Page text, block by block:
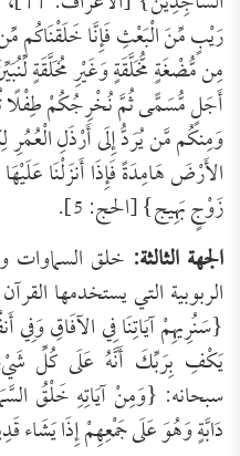
رَيْبٍ مِّنَ الْبَعْثِ فَإِنَّا خَلَقْنَاكُم
مِن مُّضْغَةٍ مُّخَلَّقَةٍ وَغَيْرِ مُخَلَّقَةٍ
أَجَلٍ مُّسَمًّى ثُمَّ نُخْرِجُكُمْ طِفْلًا
وَمِنكُم مَّن يُرَدُّ إِلَى أَرْذَلِ
الأَرْضَ هَامِدَةً فَإِذَا أَنزَلْنَا
زَوْجٍ بَهِيج} [الحج: 5].
الجهة الثالثة: خلق السماوات
الربوبية التي يستخدمها
{سَنُرِيهِمْ آيَاتِنَا فِي الآفَاقِ وَفِي
سبحانه: {وَمِنْ آيَاتِهِ خَلْقُ
دَابَّةٍ وَهُوَ عَلَى جَمْعِهِمْ إِذَا يَشَاء